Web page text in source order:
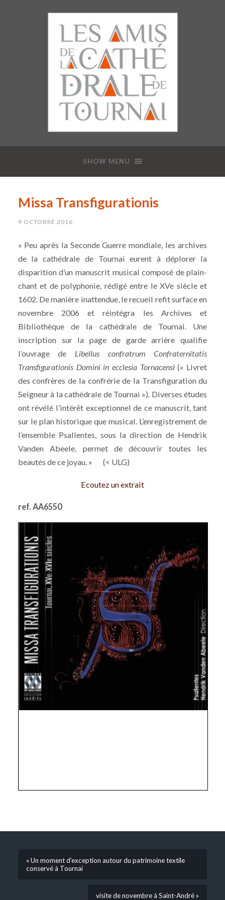
SHOW MENU
Missa Transfigurationis
9 OCTOBRE 2016
« Peu après la Seconde Guerre mondiale, les archives
de la cathédrale de Tournai eurent à déplorer la
disparition d’un manuscrit musical composé de plain-
chant et de polyphonie, rédigé entre le XVe siècle et
1602. De manière inattendue, le recueil refit surface en
novembre 2006 et réintégra les Archives et
Bibliothèque de la cathédrale de Tournai. Une
inscription sur la page de garde arrière qualifie
l’ouvrage de Libellus confratrum Confraternitatis
Transfigurationis Domini in ecclesia Tornacensi(« Livret
des confrères de la confrérie de la Transfiguration du
Seigneur à la cathédrale de Tournai »). Diverses études
ont révélé l’intérêt exceptionnel de ce manuscrit, tant
sur le plan historique que musical. L’enregistrement de
l’ensemble Psallentes, sous la direction de Hendrik
Vanden Abeele, permet de découvrir toutes les
beautés de ce joyau. » (< ULG)
Ecoutez un extrait
ref. AA6550
« Un moment d’exception autour du patrimoine textile
conservé à Tournai
visite de novembre à Saint-André »